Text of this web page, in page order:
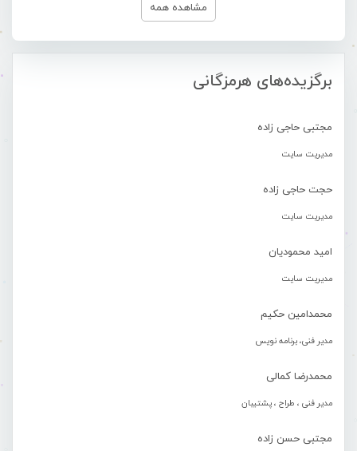
برگزیده‌های هرمزگانی
مجتبی حاجی زاده
مدیریت سایت
حجت حاجی زاده
مدیریت سایت
امید محمودیان
مدیریت سایت
محمدامین حکیم
مدیر فنی، برنامه نویس
محمدرضا کمالی
مدیر فنی ، طراح ، پشتیبان
مجتبی حسن زاده
مشاهده همه